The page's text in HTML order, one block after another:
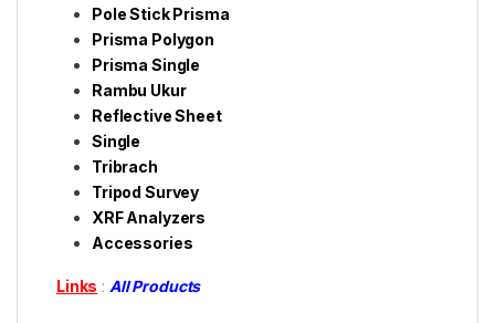
Pole Stick Prisma
Prisma Polygon
Prisma Single
Rambu Ukur
Reflective Sheet
Single
Tribrach
Tripod Survey
XRF Analyzers
Accessories
Links : All Products